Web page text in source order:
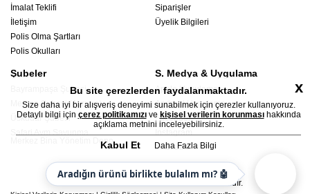
İmalat Teklifi
İletişim
Polis Olma Şartları
Polis Okulları
Siparişler
Üyelik Bilgileri
Şubeler
Bayrampaşa Şubesi
Mercan Şubesi (Avrupa)
Üsküdar Şubesi
Safari Avm Savunma
Merkez Bina Yönetim Depo
S. Medya & Uygulama
Apple Uygulama
Android Uygulama
Facebook
Instagram
YouTube
© 2026 - Polis Malzemeleri - Her hakkı saklıdır.
Aradığın ürünü birlikte bulalım mı? 🤖
Bu site çerezlerden faydalanmaktadır.
Size daha iyi bir alışveriş deneyimi sunabilmek için çerezler kullanıyoruz.
Detaylı bilgi için çerez politikamızıve kişisel verilerin korunmasıhakkında
açıklama metnini inceleyebilirsiniz.
Kabul Et Daha Fazla Bilgi
x